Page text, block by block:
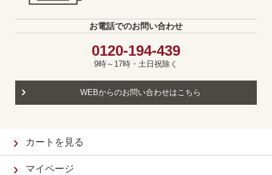
お電話でのお問い合わせ
0120-194-439
9時～17時・土日祝除く
WEBからのお問い合わせはこちら
カートを見る
マイページ